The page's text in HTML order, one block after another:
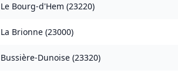
Le Bourg-d'Hem (23220)
La Brionne (23000)
Bussière-Dunoise (23320)